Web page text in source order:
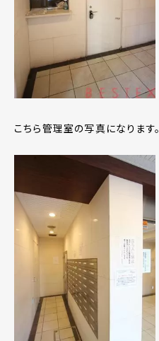
こちら管理室の写真になります。